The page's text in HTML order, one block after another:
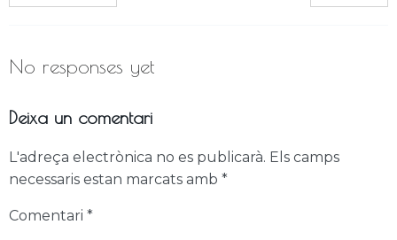
No responses yet
Deixa un comentari
L'adreça electrònica no es publicarà. Els camps
necessaris estan marcats amb *
Comentari *